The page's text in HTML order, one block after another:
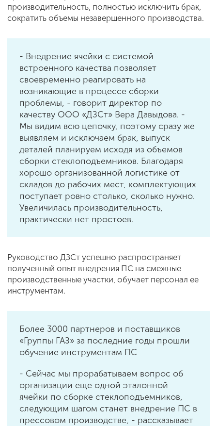
производительность, полностью исключить брак,
сократить объемы незавершенного производства.
- Внедрение ячейки с системой
встроенного качества позволяет
своевременно реагировать на
возникающие в процессе сборки
проблемы, - говорит директор по
качеству ООО «ДЗСт» Вера Давыдова. -
Мы видим всю цепочку, поэтому сразу же
выявляем и исключаем брак, выпуск
деталей планируем исходя из объемов
сборки стеклоподъемников. Благодаря
хорошо организованной логистике от
складов до рабочих мест, комплектующих
поступает ровно столько, сколько нужно.
Увеличилась производительность,
практически нет простоев.
Руководство ДЗСт успешно распространяет
полученный опыт внедрения ПС на смежные
производственные участки, обучает персонал ее
инструментам.
Более 3000 партнеров и поставщиков
«Группы ГАЗ» за последние годы прошли
обучение инструментам ПС
- Сейчас мы прорабатываем вопрос об
организации еще одной эталонной
ячейки по сборке стеклоподъемников,
следующим шагом станет внедрение ПС в
прессовом производстве, - рассказывает